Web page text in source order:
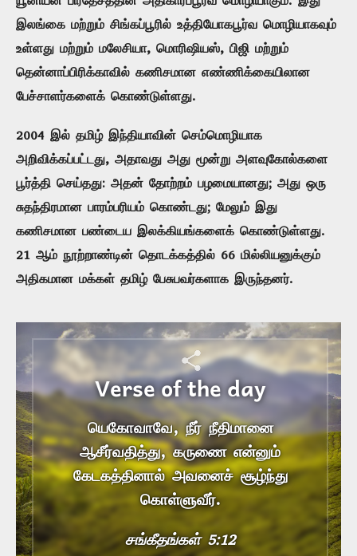
இலங்கை மற்றும் சிங்கப்பூரில் உத்தியோகபூர்வ மொழியாகவும்
உள்ளது மற்றும் மலேசியா, மொரிஷியஸ், பிஜி மற்றும்
தென்னாப்பிரிக்காவில் கணிசமான எண்ணிக்கையிலான
பேச்சாளர்களைக் கொண்டுள்ளது.
2004 இல் தமிழ் இந்தியாவின் செம்மொழியாக
அறிவிக்கப்பட்டது, அதாவது அது மூன்று அளவுகோல்களை
பூர்த்தி செய்தது: அதன் தோற்றம் பழமையானது; அது ஒரு
சுதந்திரமான பாரம்பரியம் கொண்டது; மேலும் இது
கணிசமான பண்டைய இலக்கியங்களைக் கொண்டுள்ளது.
21 ஆம் நூற்றாண்டின் தொடக்கத்தில் 66 மில்லியனுக்கும்
அதிகமான மக்கள் தமிழ் பேசுபவர்களாக இருந்தனர்.
Verse of the day
யெகோவாவே, நீர் நீதிமானை
ஆசீர்வதித்து, கருணை என்னும்
கேடகத்தினால் அவனைச் சூழ்ந்து
கொள்ளுவீர்.
சங்கீதங்கள் 5:12